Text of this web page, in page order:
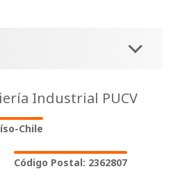
Industrial PUCV
Chile
Código Postal: 2362807